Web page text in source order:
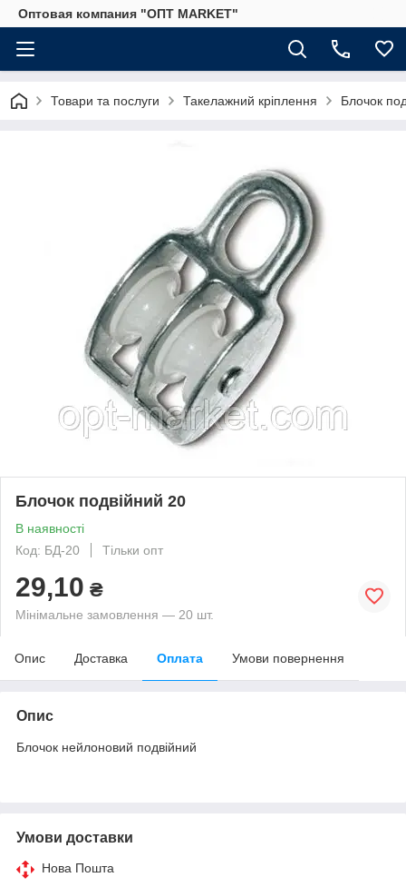
Оптовая компания "ОПТ MARKET"
Товари та послуги Такелажний кріплення Блочок
Блочок подвійний 20
В наявності
Код: БД-20
Тільки опт
29,10 ₴
Мінімальне замовлення — 20 шт.
Опис Доставка Оплата Умови повернення
Опис
Блочок нейлоновий подвійний
Умови доставки
Нова Пошта